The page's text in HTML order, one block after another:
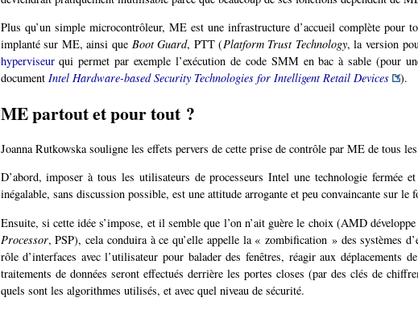
Plus qu’un simple microcontrôleur, ME est une infrastructure d’accueil complète pour
implanté sur ME, ainsi que Boot Guard, PTT (Platform Trust Technology, la version
hyperviseurqui permet par exemple l’exécution de code SMM en bac à sable (pour
document Intel Hardware-based Security Technologies for Intelligent Retail Devices ).
ME partout et pour tout ?
Joanna Rutkowska souligne les effets pervers de cette prise de contrôle par ME de tous
D’abord, imposer à tous les utilisateurs de processeurs Intel une technologie fermée
inégalable, sans discussion possible, est une attitude arrogante et peu convaincante sur le
Ensuite, si cette idée s’impose, et il semble que l’on n’ait guère le choix (AMD
Processor, PSP), cela conduira à ce qu’elle appelle la « zombification » des systèmes
rôle d’interfaces avec l’utilisateur pour balader des fenêtres, réagir aux déplacements
traitements de données seront effectués derrière les portes closes (par des clés de
quels sont les algorithmes utilisés, et avec quel niveau de sécurité.